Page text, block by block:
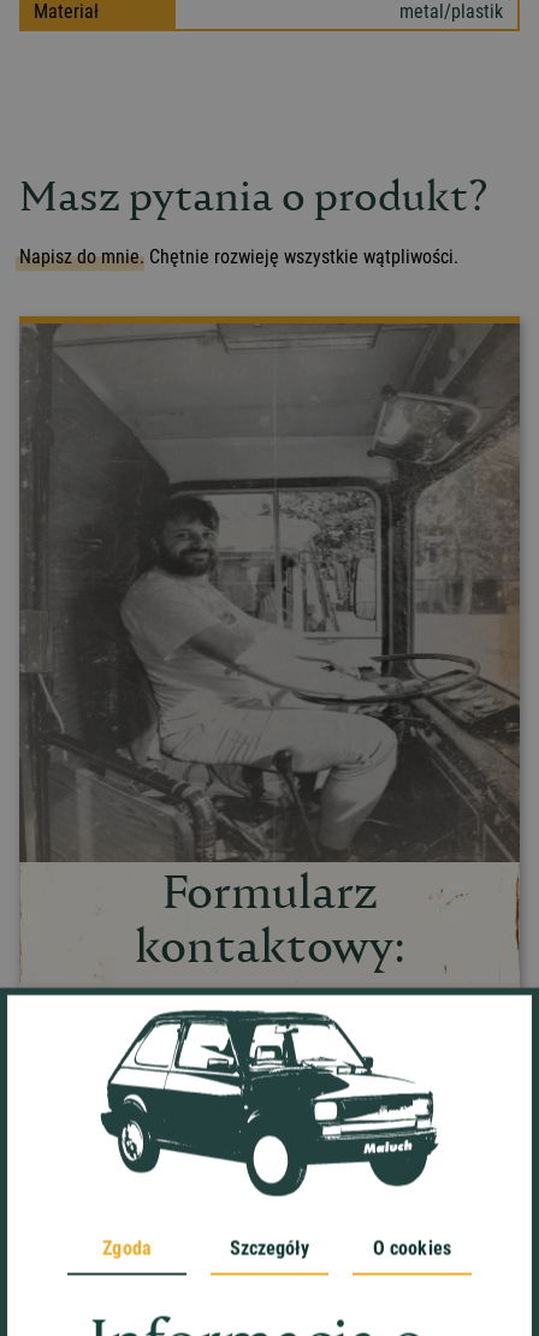
Zgoda Szczegóły O cookies
Materiał
metal/plastik
Masz pytania o produkt?
Napisz do mnie. Chętnie rozwieję wszystkie wątpliwości.
Formularz
kontaktowy:
Nazwisko*
Nr telefonu